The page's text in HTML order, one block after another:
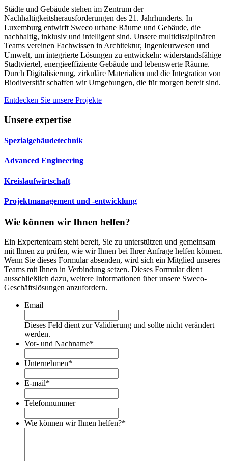
Städte und Gebäude stehen im Zentrum der
Nachhaltigkeitsherausforderungen des 21. Jahrhunderts. In
Luxemburg entwirft Sweco urbane Räume und Gebäude, die
nachhaltig, inklusiv und intelligent sind. Unsere multidisziplinären
Teams vereinen Fachwissen in Architektur, Ingenieurwesen und
Umwelt, um integrierte Lösungen zu entwickeln: widerstandsfähige
Stadtviertel, energieeffiziente Gebäude und lebenswerte Räume.
Durch Digitalisierung, zirkuläre Materialien und die Integration von
Biodiversität schaffen wir Umgebungen, die für morgen bereit sind.
Entdecken Sie unsere Projekte
Unsere expertise
Spezialgebäudetechnik
Advanced Engineering
Kreislaufwirtschaft
Projektmanagement und -entwicklung
Wie können wir Ihnen helfen?
Ein Expertenteam steht bereit, Sie zu unterstützen und gemeinsam
mit Ihnen zu prüfen, wie wir Ihnen bei Ihrer Anfrage helfen können.
Wenn Sie dieses Formular absenden, wird sich ein Mitglied unseres
Teams mit Ihnen in Verbindung setzen. Dieses Formular dient
ausschließlich dazu, weitere Informationen über unsere Sweco-
Geschäftslösungen anzufordern.
Email
Dieses Feld dient zur Validierung und sollte nicht verändert
werden.
Vor- und Nachname*
Unternehmen*
E-mail*
Telefonnummer
Wie können wir Ihnen helfen?*